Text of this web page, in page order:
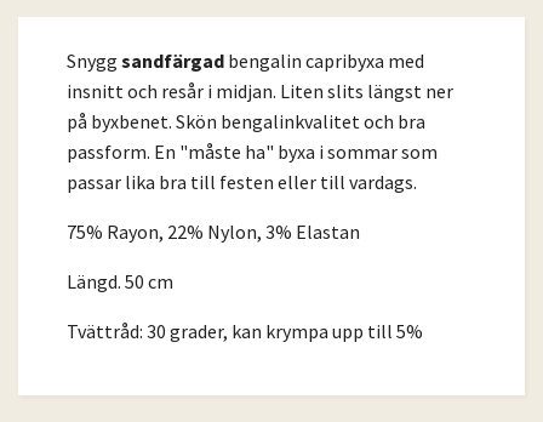
Snygg sandfärgad bengalin capribyxa med
insnitt och resår i midjan. Liten slits längst ner
på byxbenet. Skön bengalinkvalitet och bra
passform. En "måste ha" byxa i sommar som
passar lika bra till festen eller till vardags.
75% Rayon, 22% Nylon, 3% Elastan
Längd. 50 cm
Tvättråd: 30 grader, kan krympa upp till 5%